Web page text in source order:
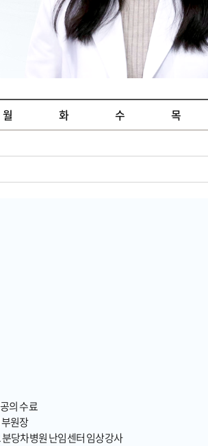
월 화 수
목
의 수료
부원장
당차병원 난임센터 임상강사